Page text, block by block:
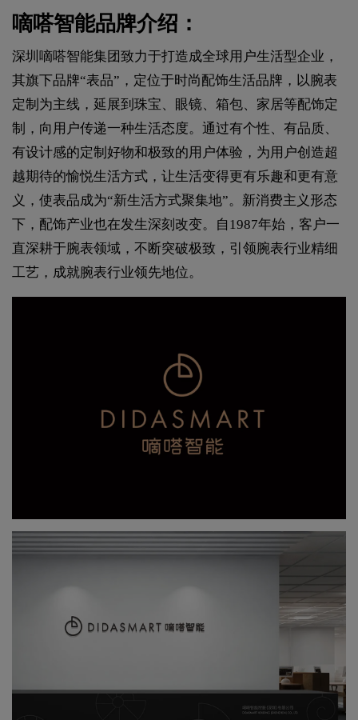
嘀嗒智能品牌介绍：
深圳嘀嗒智能集团致力于打造成全球用户生活型企业，
其旗下品牌“表品”，定位于时尚配饰生活品牌，以腕表
定制为主线，延展到珠宝、眼镜、箱包、家居等配饰定
制，向用户传递一种生活态度。通过有个性、有品质、
有设计感的定制好物和极致的用户体验，为用户创造超
越期待的愉悦生活方式，让生活变得更有乐趣和更有意
义，使表品成为“新生活方式聚集地”。新消费主义形态
下，配饰产业也在发生深刻改变。自1987年始，客户一
直深耕于腕表领域，不断突破极致，引领腕表行业精细
工艺，成就腕表行业领先地位。